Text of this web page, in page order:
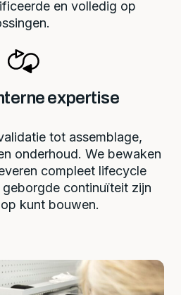
en volledig op
expertise
tot assemblage,
onderhoud. We bewaken
compleet lifecycle
continuïteit zijn
kunt bouwen.